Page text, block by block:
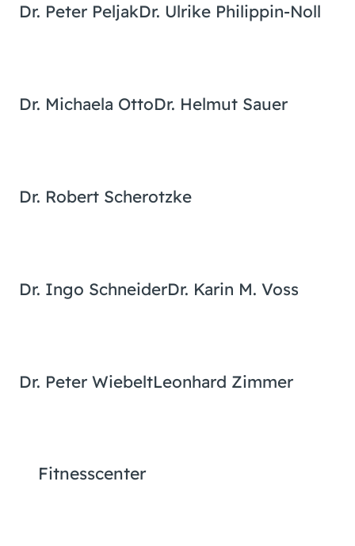
Dr. Peter PeljakDr. Ulrike Philippin-Noll
Dr. Michaela OttoDr. Helmut Sauer
Dr. Robert Scherotzke
Dr. Ingo SchneiderDr. Karin M. Voss
Dr. Peter WiebeltLeonhard Zimmer
Fitnesscenter